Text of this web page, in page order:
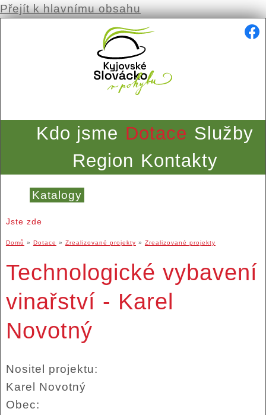
Přejít k hlavnímu obsahu
Kdo jsme Dotace Služby
Region Kontakty
Katalogy
Jste zde
Domů » Dotace » Zrealizované projekty » Zrealizované projekty
Technologické vybavení
vinařství - Karel
Novotný
Nositel projektu:
Karel Novotný
Obec: